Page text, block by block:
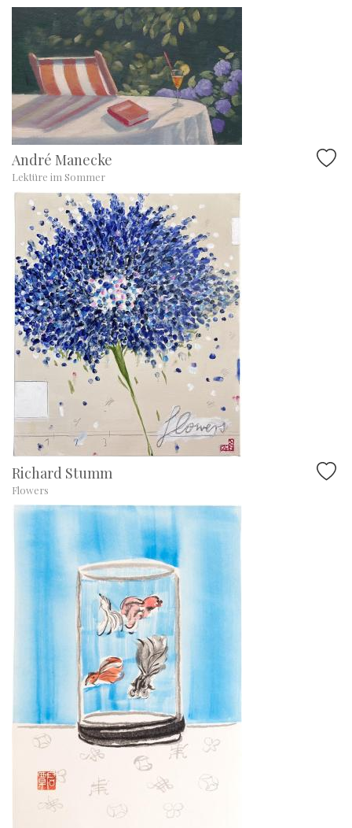
André Manecke
Lektüre im Sommer
Richard Stumm
Flowers